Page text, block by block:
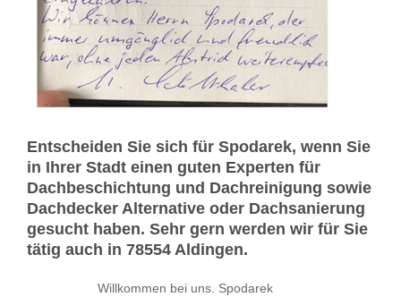
Entscheiden Sie sich für Spodarek, wenn Sie
in Ihrer Stadt einen guten Experten für
Dachbeschichtung und Dachreinigung sowie
Dachdecker Alternative oder Dachsanierung
gesucht haben. Sehr gern werden wir für Sie
tätig auch in 78554 Aldingen.
Willkommen bei uns. Spodarek